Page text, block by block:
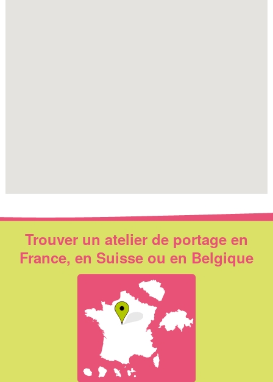
Trouver un atelier de portage en
France, en Suisse ou en Belgique